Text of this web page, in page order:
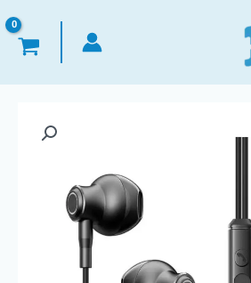
هو:
EGP 350,00.
الحالي
هو:
EGP 275,00.